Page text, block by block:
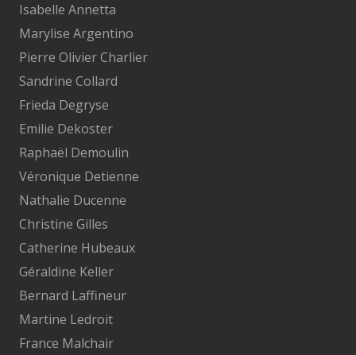
Isabelle Annetta
Marylise Argentino
Pierre Olivier Charlier
Sandrine Collard
Frieda Degryse
Emilie Dekoster
Raphaël Demoulin
Véronique Detienne
Nathalie Ducenne
Christine Gilles
Catherine Hubeaux
Géraldine Keller
Bernard Laffineur
Martine Ledroit
France Malchair